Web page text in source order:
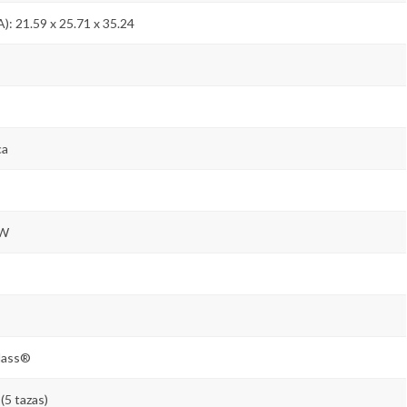
21.59 x 25.71 x 35.24
tazas)